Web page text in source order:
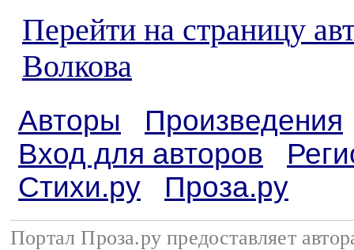
Перейти на страницу
Волкова
Авторы
Произведения
Вход для авторов
Стихи.ру
Проза.ру
Портал Проза.ру предоставляет